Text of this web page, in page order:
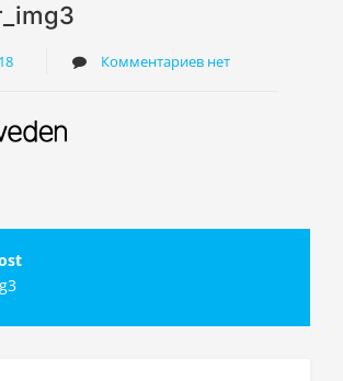
Комментариев нет